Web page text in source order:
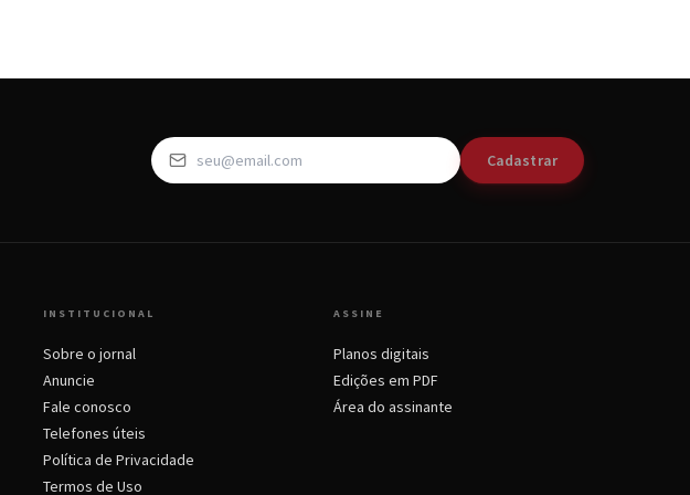
Cadastrar
INSTITUCIONAL
Sobre o jornal
Anuncie
Fale conosco
Telefones úteis
Política de Privacidade
Termos de Uso
ASSINE
Planos digitais
Edições em PDF
Área do assinante